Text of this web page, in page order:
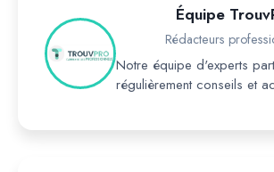
Équipe
Rédacteurs
Notre équipe d'experts
régulièrement conseils et